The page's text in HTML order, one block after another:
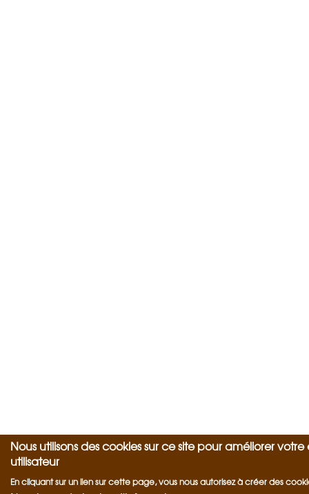
Nous utilisons des cookies sur ce site pour améliorer
utilisateur
En cliquant sur un lien sur cette page, vous nous autorisez à créer des